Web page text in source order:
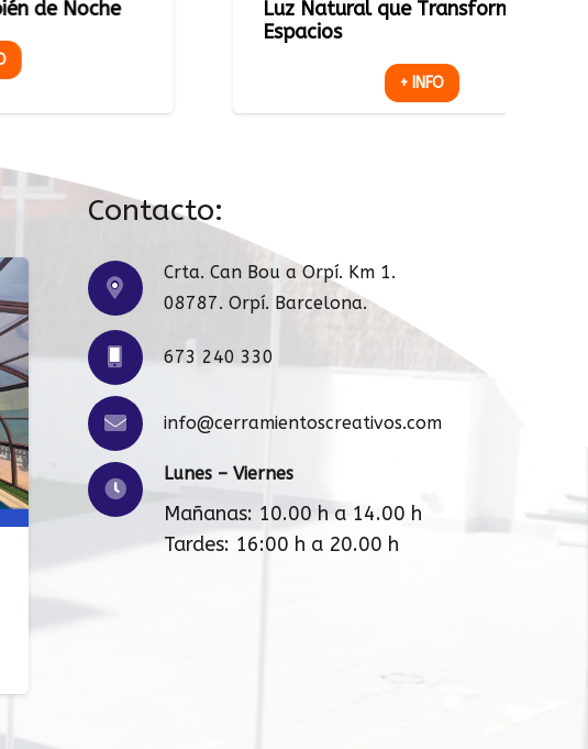
Luz Natural que Transforma
Una Terraza
Contacto:
Crta. Can Bou a Orpí. Km 1.
08787. Orpí. Barcelona.
673 240 330
info@cerramientoscreativos.com
Lunes – Viernes
Mañanas: 10.00 h a 14.00 h
Tardes: 16:00 h a 20.00 h